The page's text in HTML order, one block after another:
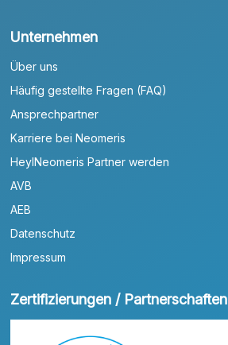
Unternehmen
Über uns
Häufig gestellte Fragen (FAQ)
Ansprechpartner
Karriere bei Neomeris
HeylNeomeris Partner werden
AVB
AEB
Datenschutz
Impressum
Zertifizierungen / Partnerschaften